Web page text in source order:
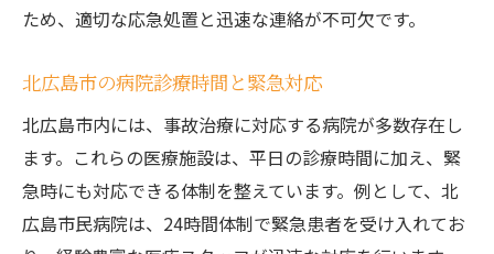
北広島市のリハビリ施設紹介
運動療法とその効果
事故後の心理的サポート
リハビリで注意すべきポイント
北広島市で事故治療とリハビリ最新設備と個別
対応
ため、適切な応急処置と迅速な連絡が不可欠です。
北広島市の病院診療時間と緊急対応
北広島市内には、事故治療に対応する病院が多数存在し
ます。これらの医療施設は、平日の診療時間に加え、緊
急時にも対応できる体制を整えています。例として、北
広島市民病院は、24時間体制で緊急患者を受け入れてお